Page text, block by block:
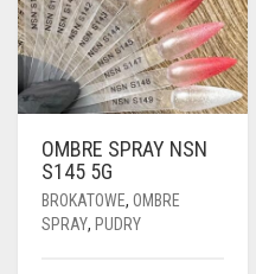
OMBRE SPRAY NSN
S145 5G
BROKATOWE, OMBRE
SPRAY, PUDRY